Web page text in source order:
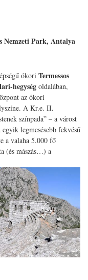
Nemzeti Park, Antalya
ókori Termessos
hegység oldalában,
az ókori
A Kr.e. II.
színpada” – a várost
legmesésebb fekvésű
a valaha 5.000 fő
(és mászás…) a